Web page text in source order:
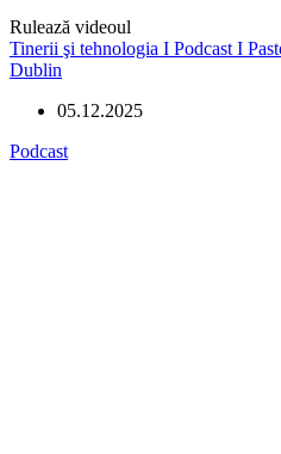
Rulează videoul
Tinerii şi tehnologia I Podcast I
Dublin
05.12.2025
Podcast